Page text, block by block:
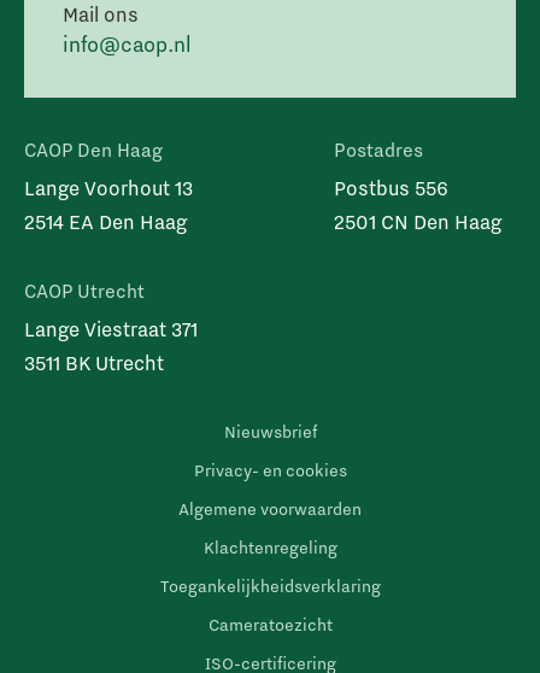
Mail ons
info@caop.nl
CAOP Den Haag
Lange Voorhout 13
2514 EA Den Haag
CAOP Utrecht
Lange Viestraat 371
3511 BK Utrecht
Postadres
Postbus 556
2501 CN Den Haag
Nieuwsbrief
Privacy- en cookies
Algemene voorwaarden
Klachtenregeling
Toegankelijkheidsverklaring
Cameratoezicht
ISO-certificering